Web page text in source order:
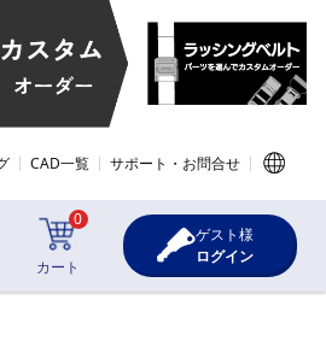
CAD一覧 サポート・お問合せ
0
カート
ゲスト様
ログイン